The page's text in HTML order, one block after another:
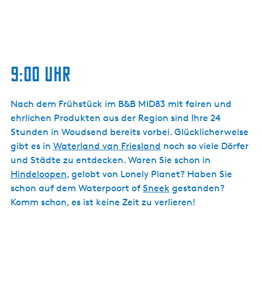
9:00 Uhr
Nach dem Frühstück im B&B MID83 mit fairen und
ehrlichen Produkten aus der Region sind Ihre 24
Stunden in Woudsend bereits vorbei. Glücklicherweise
gibt es in Waterland van Friesland noch so viele Dörfer
und Städte zu entdecken. Waren Sie schon in
Hindeloopen, gelobt von Lonely Planet? Haben Sie
schon auf dem Waterpoort of Sneek gestanden?
Komm schon, es ist keine Zeit zu verlieren!